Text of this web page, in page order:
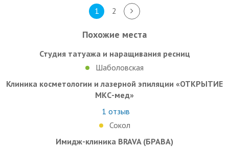
1
2
Похожие места
Студия татуажа и наращивания ресниц
Шаболовская
Клиника косметологии и лазерной эпиляции «ОТКРЫТИЕ
МКС-мед»
1 отзыв
Сокол
Имидж-клиника BRAVA (БРАВА)